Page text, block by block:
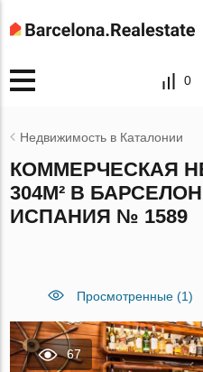
0
Недвижимость в Каталонии
КОММЕРЧЕСКАЯ
304М² В
ИСПАНИЯ № 1589
Просмотренные (1)
67